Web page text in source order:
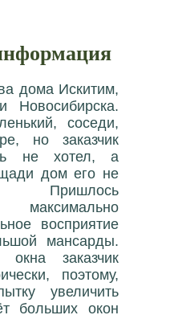
дома Искитим,
Новосибирска.
соседи,
но заказчик
не хотел, а
дом его не
Пришлось
максимально
восприятие
мансарды.
окна заказчик
поэтому,
увеличить
больших окон